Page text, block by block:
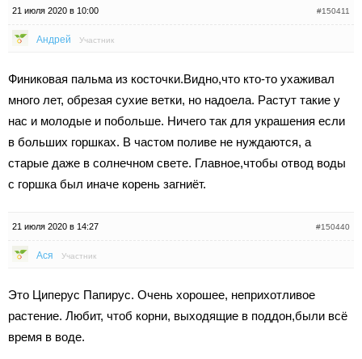
21 июля 2020 в 10:00 #150411
Андрей Участник
Финиковая пальма из косточки.Видно,что кто-то ухаживал
много лет, обрезая сухие ветки, но надоела. Растут такие у
нас и молодые и побольше. Ничего так для украшения если
в больших горшках. В частом поливе не нуждаются, а
старые даже в солнечном свете. Главное,чтобы отвод воды
с горшка был иначе корень загниёт.
21 июля 2020 в 14:27 #150440
Ася Участник
Это Циперус Папирус. Очень хорошее, неприхотливое
растение. Любит, чтоб корни, выходящие в поддон,были всё
время в воде.